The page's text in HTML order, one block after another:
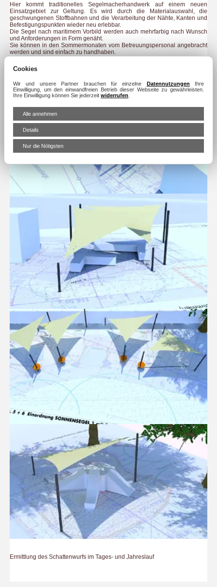
Hier kommt traditionelles Segelmacherhandwerk auf einem neuen
Einsatzgebiet zur Geltung. Es wird durch die Materialauswahl, die
geschwungenen Stoffbahnen und die Verarbeitung der Nähte, Kanten und
Befestigungspunkten wieder neu erlebbar.
Die Segel nach maritimem Vorbild werden auch mehrfarbig nach Wunsch
und Anforderungen in Form genäht.
Sie können in den Sommermonaten vom Betreuungspersonal angebracht
werden und sind einfach zu handhaben.
Ermittlung des Schattenwurfs im Tages- und Jahreslauf
Cookies
Wir und unsere Partner brauchen für einzelne Datennutzungen Ihre
Einwilligung, um den einwandfreien Betrieb dieser Webseite zu gewährleisten.
Ihre Einwilligung können Sie jederzeit widerrufen
Alle annehmen
Details
Nur die Nötigsten